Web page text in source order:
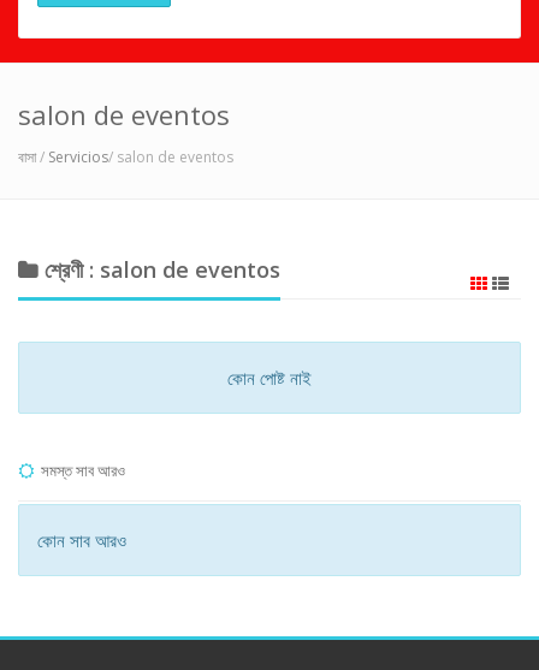
salon de eventos
বাসা/ Servicios/ salon de eventos
শ্রেণী : salon de eventos
কোন পোষ্ট নাই
সমস্ত সাব আরও
কোন সাব আরও